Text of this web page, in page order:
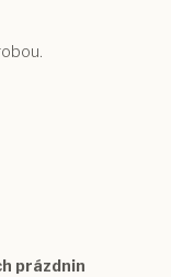
prázdnin